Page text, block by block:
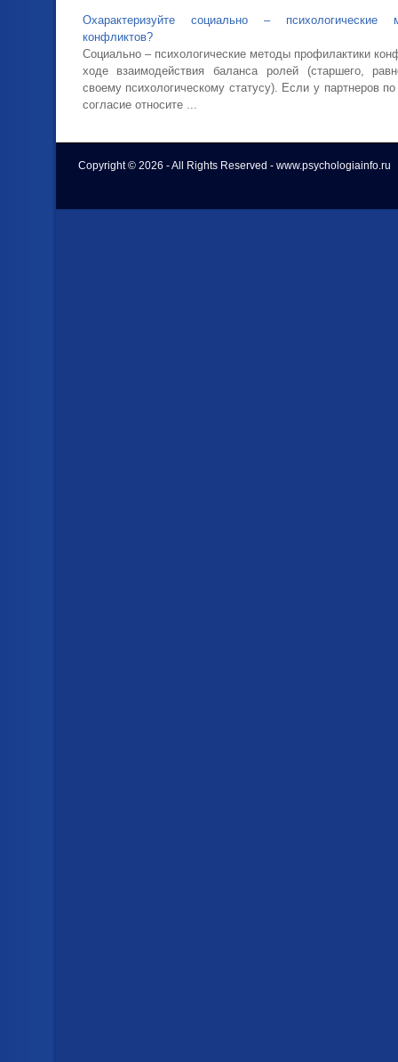
Охарактеризуйте социально – психологические
конфликтов?
Социально – психологические методы профилактики
ходе взаимодействия баланса ролей (старшего,
своему психологическому статусу). Если у партнеров
согласие относите ...
Copyright © 2026 - All Rights Reserved - www.psychologiainfo.ru